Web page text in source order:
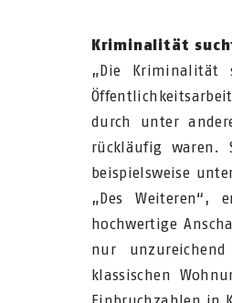
Kriminalität
„Die Kriminalität
durch unter
rückläufig waren.
beispielsweise
„Des Weiteren“,
hochwertige
nur
klassischen